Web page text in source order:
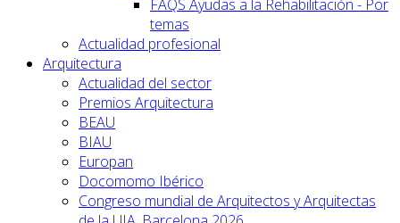
FAQS Ayudas a la Rehabilitación - Por
temas
Actualidad profesional
Arquitectura
Actualidad del sector
Premios Arquitectura
BEAU
BIAU
Europan
Docomomo Ibérico
Congreso mundial de Arquitectos y Arquitectas